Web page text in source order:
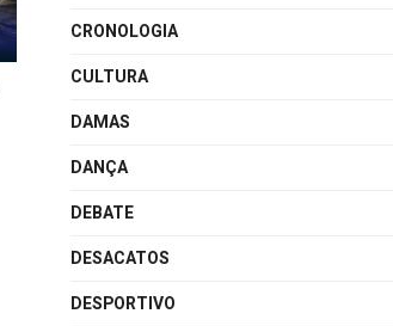
CRONOLOGIA
CULTURA
DAMAS
DANÇA
DEBATE
DESACATOS
DESPORTIVO